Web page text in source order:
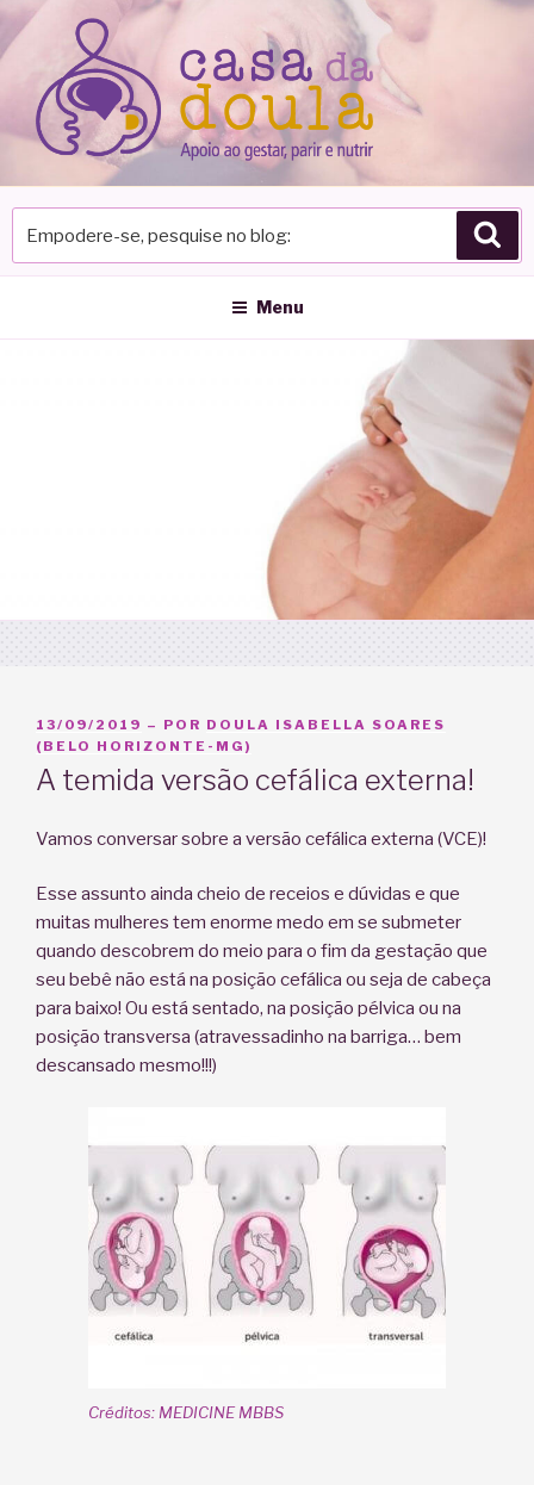
Pular
para
conteúdo
pesquise
blog
Menu
PUBLICADO
EM
13/09/2019 – POR DOULA ISABELLA SOARES
(BELO HORIZONTE-MG)
A temida versão cefálica externa!
Vamos conversar sobre a versão cefálica externa (VCE)!
Esse assunto ainda cheio de receios e dúvidas e que
muitas mulheres tem enorme medo em se submeter
quando descobrem do meio para o fim da gestação que
seu bebê não está na posição cefálica ou seja de cabeça
para baixo! Ou está sentado, na posição pélvica ou na
posição transversa (atravessadinho na barriga… bem
descansado mesmo!!!)
Créditos: MEDICINE MBBS